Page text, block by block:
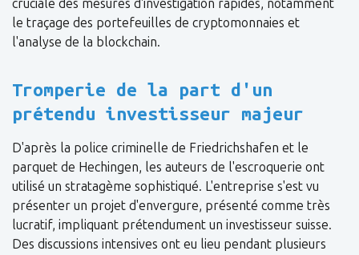
cruciale des mesures d'investigation rapides, notamment
le traçage des portefeuilles de cryptomonnaies et
l'analyse de la blockchain.
Tromperie de la part d'un
prétendu investisseur majeur
D'après la police criminelle de Friedrichshafen et le
parquet de Hechingen, les auteurs de l'escroquerie ont
utilisé un stratagème sophistiqué. L'entreprise s'est vu
présenter un projet d'envergure, présenté comme très
lucratif, impliquant prétendument un investisseur suisse.
Des discussions intensives ont eu lieu pendant plusieurs